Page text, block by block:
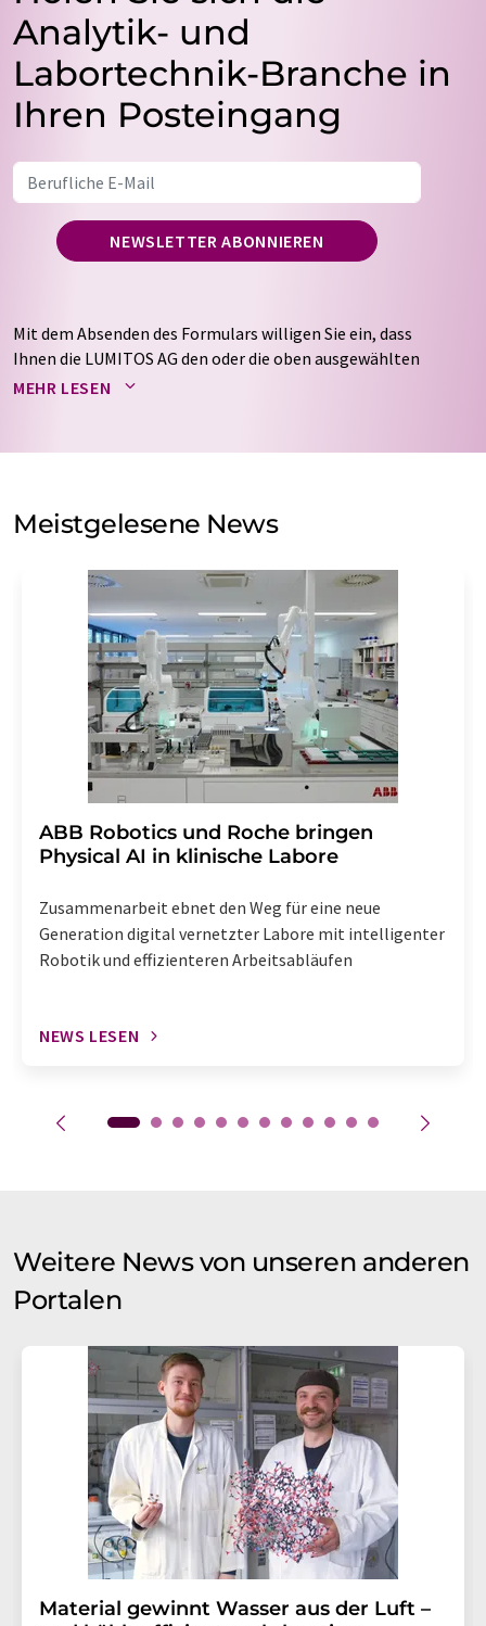
Analytik- und
Labortechnik-Branche in
Ihren Posteingang
NEWSLETTER ABONNIEREN
Mit dem Absenden des Formulars willigen Sie ein, dass
Ihnen die LUMITOS AG den oder die oben ausgewählten
Newsletter per E-Mail zusendet. Ihre Daten werden
auf Basis unsererDatenschutzerklärung. LUMITOS darf
Meinungsforschung per E-Mail kontaktieren. Ihre
Einwilligung können Sie jederzeit ohne Angabe von
Str. 2, 12489 Berlin oder per E-Mail unter
widerruf@lumitos.commit Wirkung für die Zukunft
widerrufen. Zudem ist in jeder E-Mail ein Link zur
Abbestellung des entsprechenden Newsletters
enthalten.
MEHR LESEN
Meistgelesene News
​​​​​​​ABB Robotics und Roche bringen
Physical AI in klinische Labore
Zusammenarbeit ebnet den Weg für eine neue
Generation digital vernetzter Labore mit intelligenter
Robotik und effizienteren Arbeitsabläufen
NEWS LESEN
Weitere News von unseren anderen
Portalen
Material gewinnt Wasser aus der Luft –